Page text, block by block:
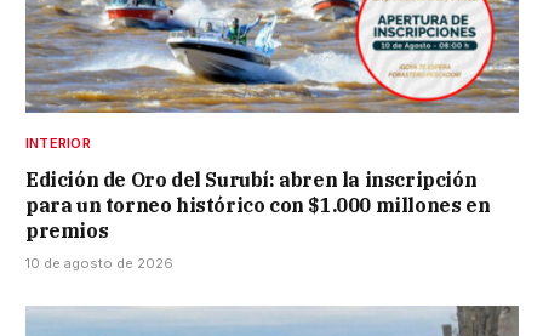
INTERIOR
Edición de Oro del Surubí: abren la inscripción
para un torneo histórico con $1.000 millones en
premios
10 de agosto de 2026